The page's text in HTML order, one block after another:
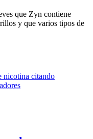
que Zyn contiene
y que varios tipos de